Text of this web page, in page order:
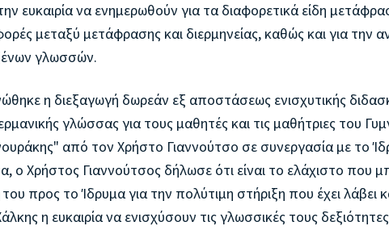
ευκαιρία να ενημερωθούν για τα διαφορετικά είδη
μεταξύ μετάφρασης και διερμηνείας, καθώς και για την
γλωσσών.
η διεξαγωγή δωρεάν εξ αποστάσεως ενισχυτικής
γλώσσας για τους μαθητές και τις μαθήτριες του
από τον Χρήστο Γιαννούτσο σε συνεργασία με το
Χρήστος Γιαννούτσος δήλωσε ότι είναι το ελάχιστο που
προς το Ίδρυμα για την πολύτιμη στήριξη που έχει λάβει
η ευκαιρία να ενισχύσουν τις γλωσσικές τους